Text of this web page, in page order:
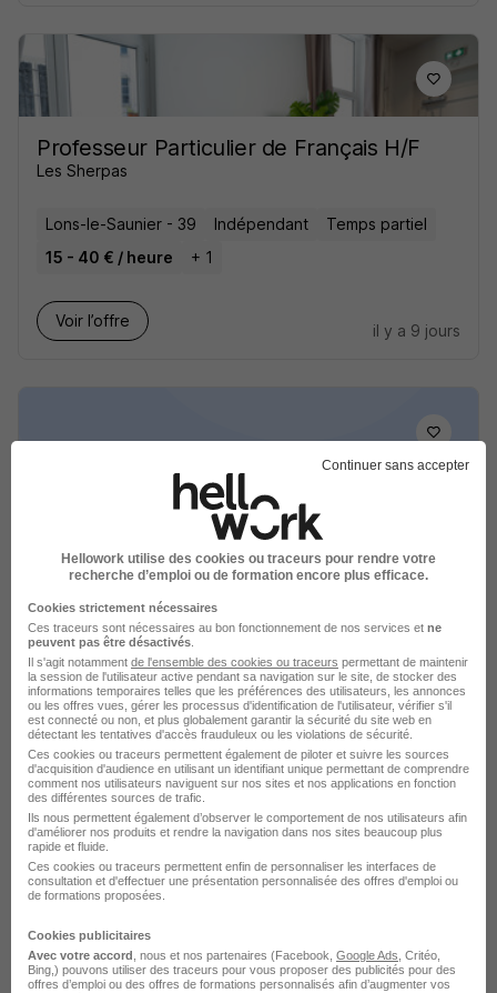
Professeur Particulier de Français H/F
Les Sherpas
Lons-le-Saunier - 39 Indépendant
Temps partiel
15 - 40 € / heure
+ 1
Voir l’offre
il y a 9 jours
Cariste CACES 3 H/F
Lons-le-Saunier - 39 Intérim
12,31 € / heure
12 mois
Voir l’offre
il y a 7 jours
Professeur de Cours Particuliers -
Français Lycée H/F
STARCO (LAUREAT)
Lons-le-Saunier - 39 CDD
Temps partiel
Continuer sans accepter
Hellowork utilise des cookies ou traceurs pour rendre votre
recherche d’emploi ou de formation encore plus efficace.
Cookies strictement nécessaires
Ces traceurs sont nécessaires au bon fonctionnement de nos services et ne
peuvent pas être désactivés
Il s'agit notamment de l'ensemble des cookies ou traceurs permettant de maintenir
la session de l'utilisateur active pendant sa navigation sur le site, de stocker des
informations temporaires telles que les préférences des utilisateurs, les annonces
ou les offres vues, gérer les processus d'identification de l'utilisateur, vérifier s'il
est connecté ou non, et plus globalement garantir la sécurité du site web en
détectant les tentatives d'accès frauduleux ou les violations de sécurité.
Ces cookies ou traceurs permettent également de piloter et suivre les sources
d'acquisition d'audience en utilisant un identifiant unique permettant de comprendre
comment nos utilisateurs naviguent sur nos sites et nos applications en fonction
des différentes sources de trafic.
Ils nous permettent également d’observer le comportement de nos utilisateurs afin
d'améliorer nos produits et rendre la navigation dans nos sites beaucoup plus
rapide et fluide.
Ces cookies ou traceurs permettent enfin de personnaliser les interfaces de
consultation et d'effectuer une présentation personnalisée des offres d'emploi ou
de formations proposées.
Cookies publicitaires
Avec votre accord , nous et nos partenaires (Facebook, Google Ads , Critéo,
Bing,) pouvons utiliser des traceurs pour vous proposer des publicités pour des
offres d’emploi ou des offres de formations personnalisés afin d’augmenter vos